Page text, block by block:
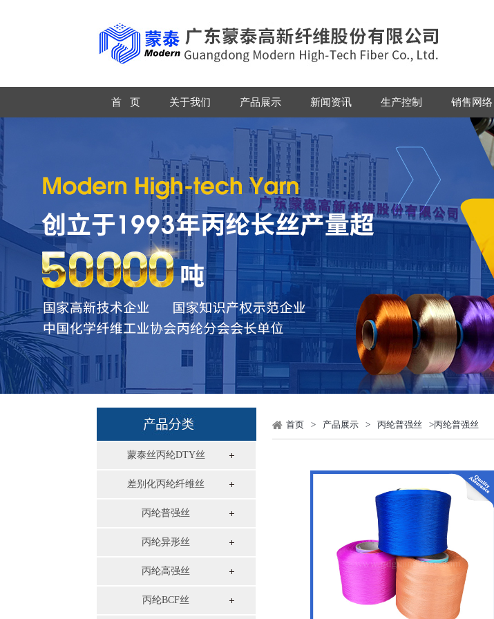
首 页 关于我们 产品展示 新闻资讯 生产控制 销售网络
蒙泰丝丙纶DTY丝
差别化丙纶纤维丝
丙纶普强丝
丙纶异形丝
丙纶高强丝
丙纶BCF丝
首页 > 产品展示 > 丙纶普强丝 >丙纶普强丝